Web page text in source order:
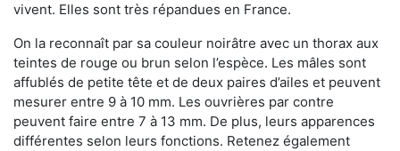
vivent. Elles sont très répandues en France.
On la reconnaît par sa couleur noirâtre avec un thorax aux
teintes de rouge ou brun selon l’espèce. Les mâles sont
affublés de petite tête et de deux paires d’ailes et peuvent
mesurer entre 9 à 10 mm. Les ouvrières par contre
peuvent faire entre 7 à 13 mm. De plus, leurs apparences
différentes selon leurs fonctions. Retenez également